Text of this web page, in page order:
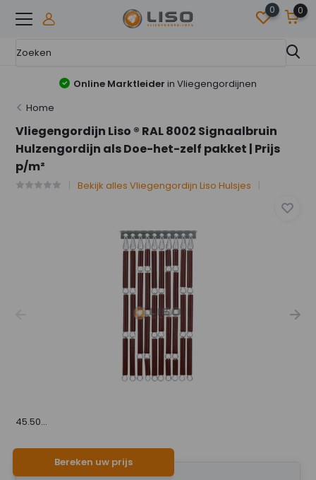
0 0
Online Marktleider in Vliegengordijnen
Home
Vliegengordijn Liso ® RAL 8002 Signaalbruin
Hulzengordijn als Doe-het-zelf pakket | Prijs
p/m²
Bekijk alles Vliegengordijn Liso Hulsjes
45.50...
Bereken uw prijs